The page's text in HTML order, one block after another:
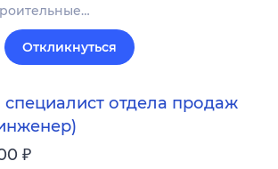
Откликнуться
специалист отдела продаж
₽